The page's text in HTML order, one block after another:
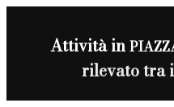
Attività in
rilevato tra